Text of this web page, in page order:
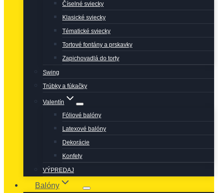
Číselné sviecky
Klasické sviecky
Tématické sviecky
Tortové fontány a prskavky
Zapichovadlá do torty
Swing
Trúbky a fúkačky
Valentín
Fóliové balóny
Latexové balóny
Dekorácie
Konfety
VÝPREDAJ
Balóny